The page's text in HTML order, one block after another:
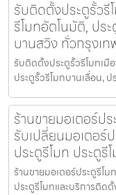
รับติดตั้งประตูรั้วรี
รีโมทอัตโนมัติ, ปร
บานสวิง ทั่วกรุงเ
รับติดตั้งประตูรั้วรีโมทเมื
ประตูรั้วรีโมทบานเลื่อน,
ร้านขายมอเตอร์ป
รับเปลี่ยนมอเตอร์
ประตูรีโมท ประตูรี
ร้านขายมอเตอร์ประตูรีโ
ประตูรีโมทและบริการติด